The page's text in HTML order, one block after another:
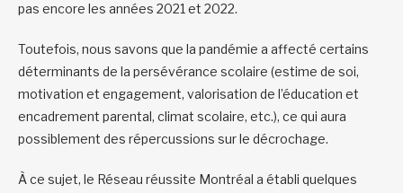
pas encore les années 2021 et 2022.
Toutefois, nous savons que la pandémie a affecté certains
déterminants de la persévérance scolaire (estime de soi,
motivation et engagement, valorisation de l’éducation et
encadrement parental, climat scolaire, etc.), ce qui aura
possiblement des répercussions sur le décrochage.
À ce sujet, le Réseau réussite Montréal a établi quelques